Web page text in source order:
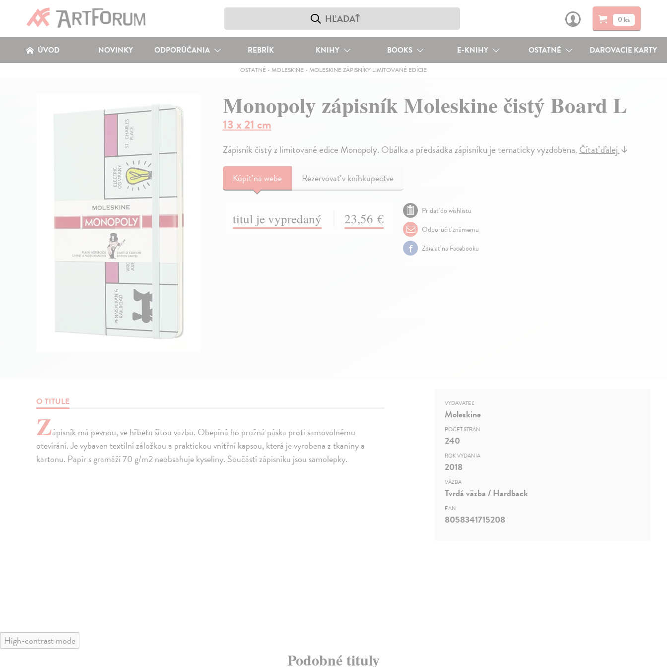
0 ks
ÚVOD NOVINKY ODPORÚČANIA REBRÍK KNIHY BOOKS E-KNIHY OSTATNÉ DAROVACIE KARTY
OSTATNÉ- MOLESKINE- MOLESKINE ZÁPISNÍKY LIMITOVANÉ EDÍCIE
Monopoly zápisník Moleskine čistý Board L
13 x 21 cm
Zápisník čistý z limitované edice Monopoly. Obálka a předsádka zápisníku je tematicky vyzdobena.Čítať ďalej↓
Kúpiťna webe Rezervovať v kníhkupectve
titul je vypredaný 23,56 €
Pridať do wishlistu
Odporučiť známemu
Zdielať na Facebooku
O TITULE
Zápisník má pevnou, ve hřbetu šitou vazbu. Obepíná ho pružná páska proti samovolnému
otevírání. Je vybaven textilní záložkou a praktickou vnitřní kapsou, která je vyrobena z tkaniny a
kartonu. Papír s gramáží 70 g/m2 neobsahuje kyseliny. Součástí zápisníku jsou samolepky.
VYDAVATEĽ
Moleskine
POČET STRÁN
240
ROK VYDANIA
2018
VÄZBA
Tvrdá väzba / Hardback
EAN
8058341715208
High-contrast mode
Podobné tituly